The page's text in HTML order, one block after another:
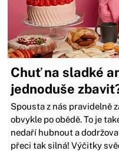
Chuť na sladké
jednoduše
Spousta z nás pravidelně
obvykle po obědě. To je
nedaří hubnout a
přeci tak silná! Výčitky